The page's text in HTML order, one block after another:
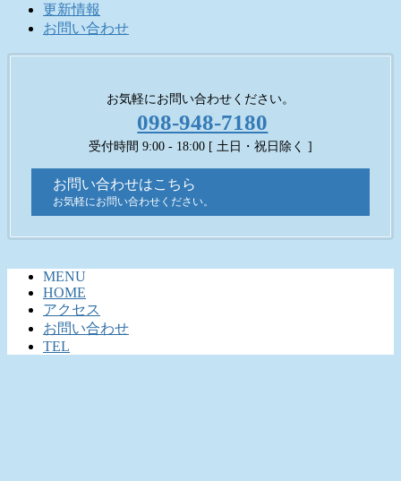
更新情報
お問い合わせ
お気軽にお問い合わせください。
098-948-7180
受付時間 9:00 - 18:00 [ 土日・祝日除く ]
お問い合わせはこちら
お気軽にお問い合わせください。
MENU
HOME
アクセス
お問い合わせ
TEL